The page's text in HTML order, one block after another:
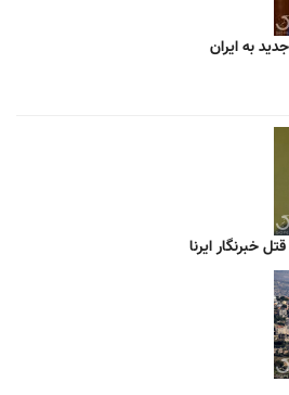
به ایران
خبرنگار ایرنا